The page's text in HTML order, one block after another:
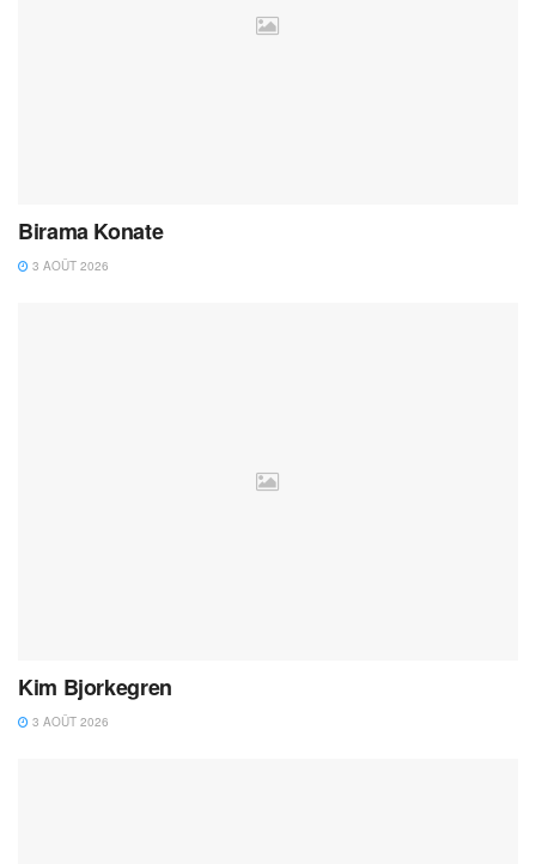
Birama Konate
3 AOÛT 2026
Kim Bjorkegren
3 AOÛT 2026